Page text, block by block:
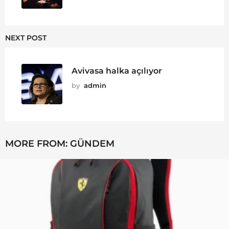
NEXT POST
Avivasa halka açılıyor
by admin
MORE FROM: GÜNDEM